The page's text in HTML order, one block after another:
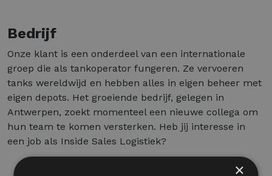
Bedrijf
Onze klant is een onderdeel van een internationale
groep die als tankoperator fungeren. Ze vervoeren
tanks wereldwijd en hebben alles in eigen beheer met
eigen depots. Het groeiende bedrijf, gelegen in
Antwerpen, zoekt momenteel een nieuwe collega om
hun team te komen versterken. Heb jij interesse in
een job als Inside Sales Logistiek?
×